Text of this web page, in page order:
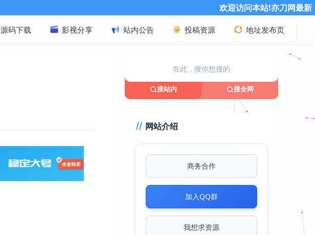
欢迎访问本站!亦刀网最新官方网址：
源码下载 影视分享 站内公告 投稿资源 地址发布页
搜站内 搜全网
网站介绍
商务合作
加入QQ群
我想求资源